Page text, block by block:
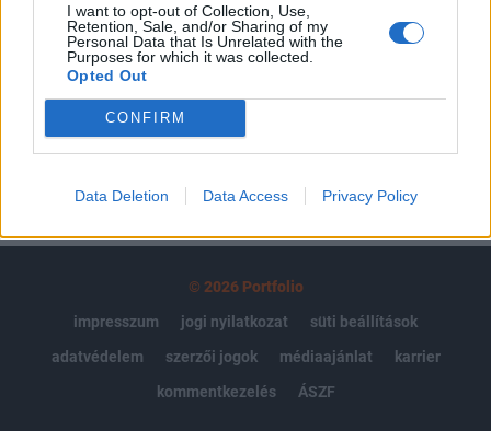
I want to opt-out of Collection, Use,
Retention, Sale, and/or Sharing of my
Personal Data that Is Unrelated with the
Purposes for which it was collected.
Opted Out
CONFIRM
Data Deletion Data Access Privacy Policy
Előfizetés
MÁR ELŐFIZETŐNK VAGY?
© 2026 Portfolio
impresszum
jogi nyilatkozat
süti beállítások
adatvédelem
szerzői jogok médiaajánlat
karrier
kommentkezelés
ÁSZF